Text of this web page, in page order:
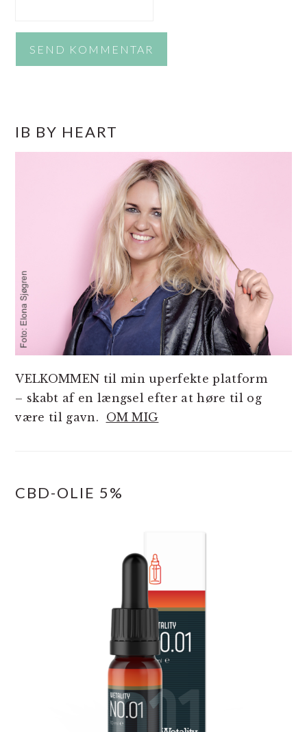
SIDEBAR
IB BY HEART
VELKOMMEN til min uperfekte platform
– skabt af en længsel efter at høre til og
være til gavn. OM MIG
CBD-OLIE 5%